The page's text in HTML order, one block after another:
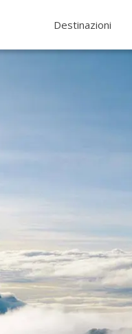
Destinazioni